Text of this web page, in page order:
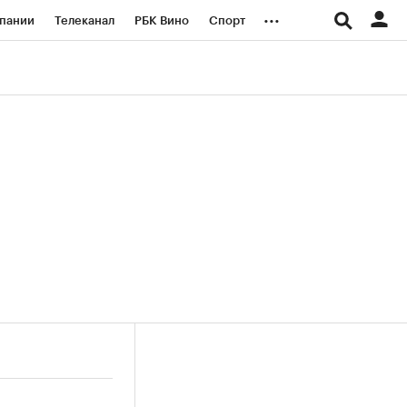
Телеканал РБК Вино Спорт ...